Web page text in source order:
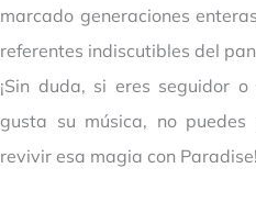
marcado generaciones
referentes indiscutibles del
¡Sin duda, si eres seguidor
gusta su música, no
revivir esa magia con Paradise!